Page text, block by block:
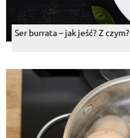
Ser burrata – jak jeść? Z czym?